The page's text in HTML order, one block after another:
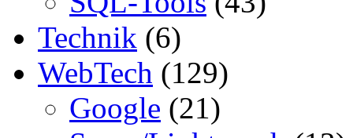
Technik (6)
WebTech (129)
Google (21)